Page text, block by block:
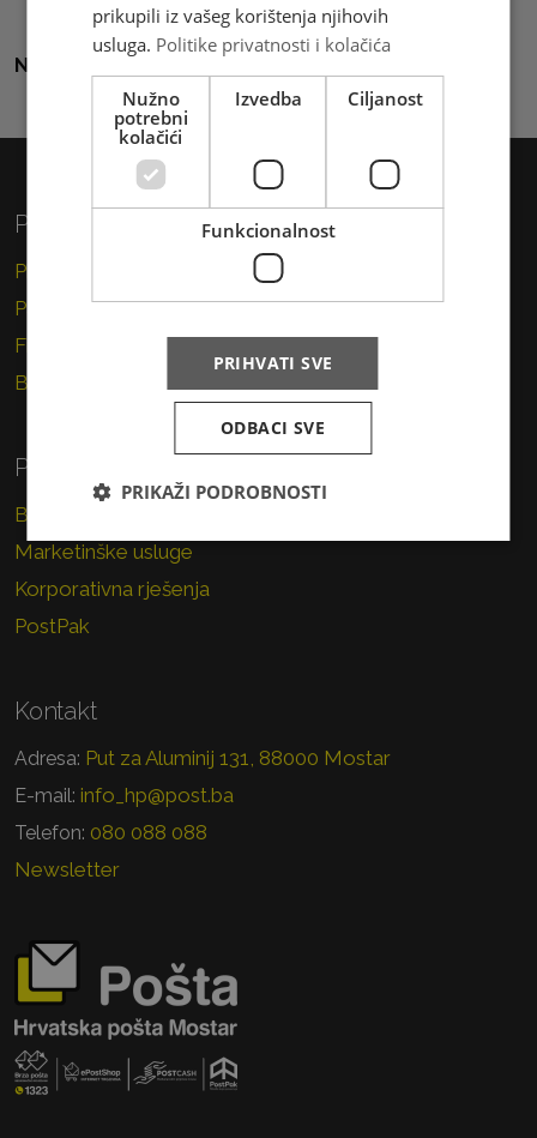
Natrag na sve vijesti
Privatni korisnici
Pismo
Paket
Financijske usluge
Brzojav
Poslovni korisnici
Brza pošta
Marketinške usluge
Korporativna rješenja
PostPak
Kontakt
Adresa: Put za Aluminij 131, 88000 Mostar
E-mail: info_hp@post.ba
Telefon: 080 088 088
Newsletter
prikupili iz vašeg korištenja njihovih
usluga. Politike privatnosti i kolačića
Nužno
potrebni
kolačići
Izvedba Ciljanost
Funkcionalnost
PRIHVATI SVE
ODBACI SVE
PRIKAŽI PODROBNOSTI